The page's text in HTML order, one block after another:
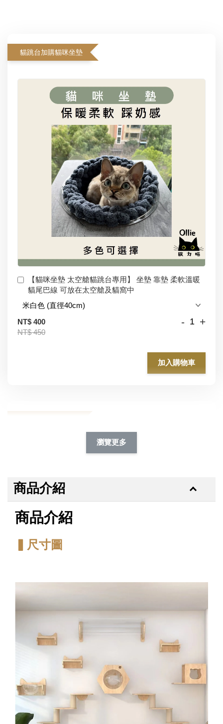
貓跳台加購貓咪坐墊
【貓咪坐墊 太空艙貓跳台專用】 坐墊 靠墊 柔軟溫暖
貓尾巴線 可放在太空艙及貓窩中
NT$ 400
NT$ 450
- +
加入購物車
寵物除臭噴霧 貓尿、狗尿除臭 日本專利柿子單寧 真正
薰衣草香調
瀏覽更多
商品介紹
商品介紹
▍尺寸圖